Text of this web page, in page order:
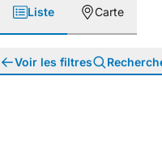
Liste Carte
Voir les filtres